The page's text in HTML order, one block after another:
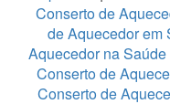
Conserto de
de Aquecedor em
Aquecedor na Saúde
Conserto de
Conserto de